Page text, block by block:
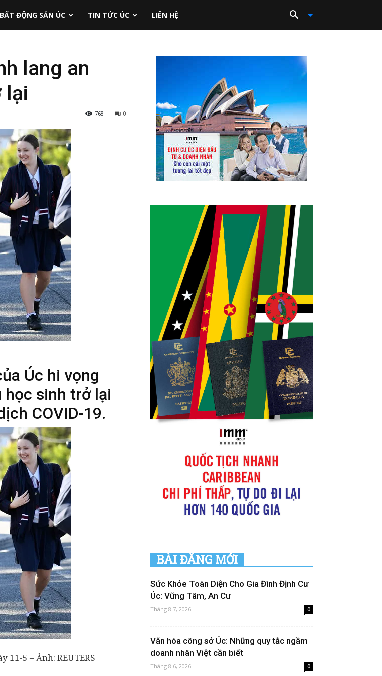
BẤT ĐỘNG SẢN ÚC TIN TỨC ÚC LIÊN HỆ
lang an
lại
0
768
Úc hi vọng
học sinh trở lại
COVID-19.
11-5 – Ảnh: REUTERS
BÀI ĐĂNG MỚI
Sức Khỏe Toàn Diện Cho Gia Đình Định Cư
Úc: Vững Tâm, An Cư
Tháng 8 7, 2026 0
Văn hóa công sở Úc: Những quy tắc ngầm
doanh nhân Việt cần biết
Tháng 8 6, 2026 0